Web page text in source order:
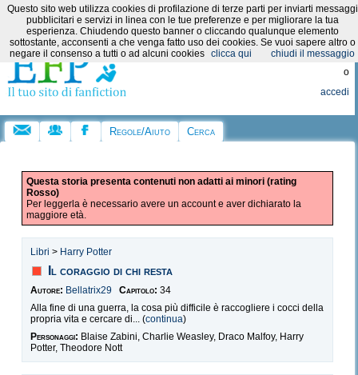
Categorie:
Registrati
o
accedi
Regole/Aiuto Cerca
Questa storia presenta contenuti non adatti ai minori (rating
Rosso)
Per leggerla è necessario avere un account e aver dichiarato la
maggiore età.
Libri > Harry Potter
Il coraggio di chi resta
Autore: Bellatrix29 Capitolo: 34
Alla fine di una guerra, la cosa più difficile è raccogliere i cocci della
propria vita e cercare di... (continua)
Personaggi: Blaise Zabini, Charlie Weasley, Draco Malfoy, Harry
Potter, Theodore Nott
Questo sito web utilizza cookies di profilazione di terze parti per inviarti messaggi
pubblicitari e servizi in linea con le tue preferenze e per migliorare la tua
esperienza. Chiudendo questo banner o cliccando qualunque elemento
sottostante, acconsenti a che venga fatto uso dei cookies. Se vuoi sapere altro o
negare il consenso a tutti o ad alcuni cookies clicca qui chiudi il messaggio